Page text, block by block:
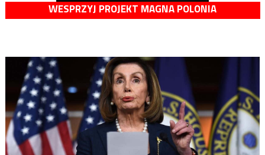
WESPRZYJ PROJEKT MAGNA POLONIA